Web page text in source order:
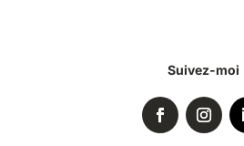
Suivez-moi